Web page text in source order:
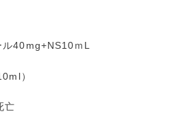
ル40mg+NS10ｍL
）
亡